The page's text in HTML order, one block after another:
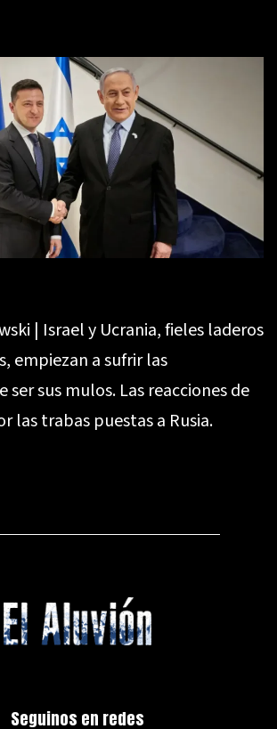
| Israel y Ucrania, fieles laderos
empiezan a sufrir las
ser sus mulos. Las reacciones de
las trabas puestas a Rusia.
Seguinos en redes